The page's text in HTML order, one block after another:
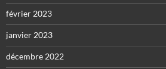
février 2023
janvier 2023
décembre 2022